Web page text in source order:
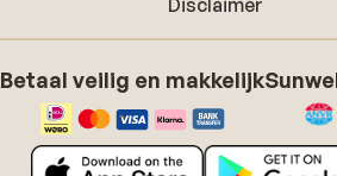
Betaal veilig en makkelijk